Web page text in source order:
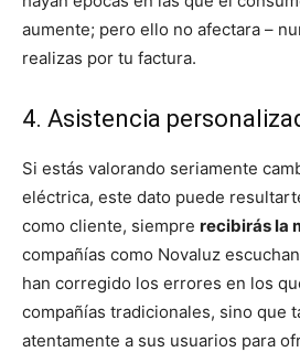
aumente; pero ello no afectara –
realizas por tu factura.
4. Asistencia
Si estás valorando seriamente
eléctrica, este dato puede
como cliente, siempre recibirás la
compañías como Novaluz
han corregido los errores en los
compañías tradicionales, sino que
atentamente a sus usuarios para